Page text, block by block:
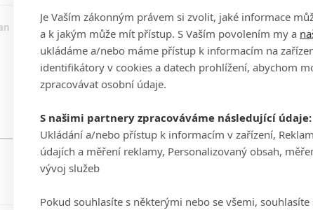
Je Vaším zákonným právem si zvolit, jaké informace
a k jakým může mít přístup. S Vaším povolením my a
ukládáme a/nebo máme přístup k informacím na
identifikátory v cookies a datech prohlížení, abychom
zpracovávat osobní údaje.
S našimi partnery zpracováváme následující údaje:
Ukládání a/nebo přístup k informacím v zařízení,
údajích a měření reklamy, Personalizovaný obsah,
vývoj služeb
Pokud souhlasíte s některými nebo se všemi,